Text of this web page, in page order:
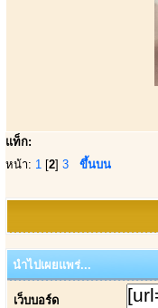
แท็ก:
หน้า: 1 [2] 3 ขึ้นบน
นำไปเผยแพร่...
เว็บบอร์ด